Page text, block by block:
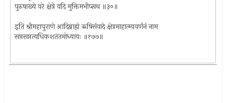
पुरुषाख्ये वरे क्षेत्रे यदि मुक्तिमभीप्सथ ॥३०॥
इति श्रीमहापुराणे आदिब्राह्मे ऋषिसंवादे क्षेत्रमाहात्म्यवर्णनं नाम
सप्तसप्तत्यधिकशततमोध्यायः ॥१७७॥